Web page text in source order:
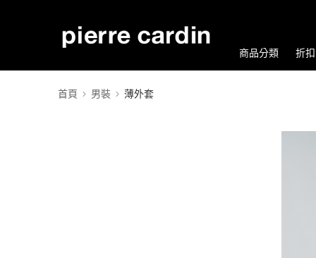
商品分類 折
首頁 男裝 薄外套